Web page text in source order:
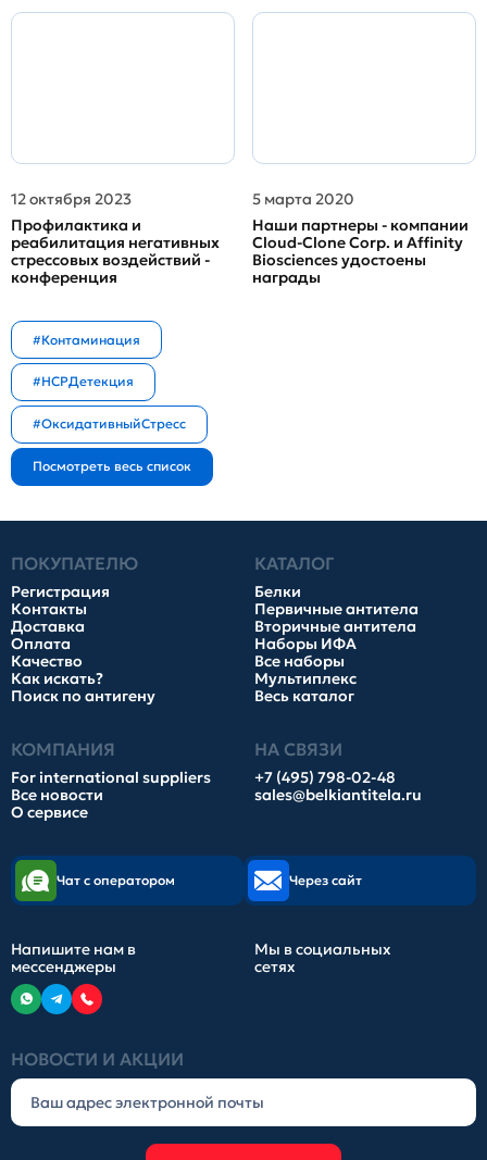
12 октября 2023
Профилактика и
реабилитация негативных
стрессовых воздействий -
конференция
5 марта 2020
Наши партнеры - компании
Cloud-Clone Corp. и Affinity
Biosciences удостоены
награды
#Контаминация
#HCPДетекция
#ОксидативныйСтресс
ПОКУПАТЕЛЮ
Регистрация
Контакты
Доставка
Оплата
Качество
Как искать?
Поиск по антигену
КАТАЛОГ
Белки
Первичные антитела
Вторичные антитела
Наборы ИФА
Все наборы
Мультиплекс
Весь каталог
КОМПАНИЯ
For international suppliers
Все новости
О сервисе
НА СВЯЗИ
+7 (495) 798-02-48
sales@belkiantitela.ru
НОВОСТИ И АКЦИИ
Чат с оператором Через сайт
Напишите нам в
мессенджеры
Мы в социальных
сетях